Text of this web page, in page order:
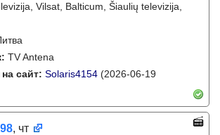
Vilsat, Balticum, Šiaulių televizija,
TV Antena
сайт: Solaris4154 (2026-06-19
, чт